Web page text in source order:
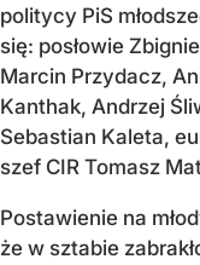
politycy PiS
się: posłowie
Marcin Przydacz,
Kanthak, Andrzej
Sebastian Kaleta,
szef CIR Tomasz
Postawienie na
że w sztabie